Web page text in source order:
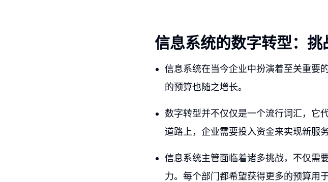
信息系统的数字转型：挑
信息系统在当今企业中扮演着至关重要
的预算也随之增长。
数字转型并不仅仅是一个流行词汇，它
道路上，企业需要投入资金来实现新服
信息系统主管面临着诸多挑战，不仅需
力。每个部门都希望获得更多的预算用